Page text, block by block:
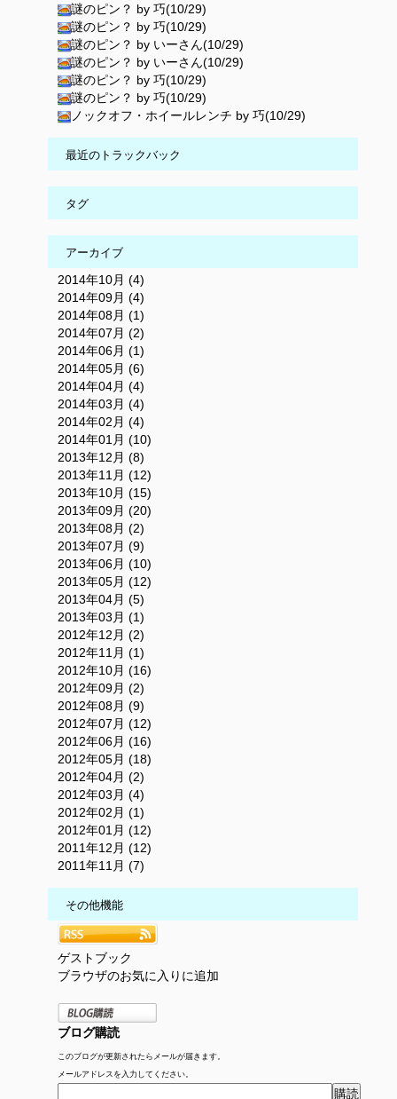
謎のピン？ by 巧(10/29)
謎のピン？ by 巧(10/29)
謎のピン？ by いーさん(10/29)
謎のピン？ by いーさん(10/29)
謎のピン？ by 巧(10/29)
謎のピン？ by 巧(10/29)
ノックオフ・ホイールレンチ by 巧(10/29)
最近のトラックバック
タグ
アーカイブ
2014年10月 (4)
2014年09月 (4)
2014年08月 (1)
2014年07月 (2)
2014年06月 (1)
2014年05月 (6)
2014年04月 (4)
2014年03月 (4)
2014年02月 (4)
2014年01月 (10)
2013年12月 (8)
2013年11月 (12)
2013年10月 (15)
2013年09月 (20)
2013年08月 (2)
2013年07月 (9)
2013年06月 (10)
2013年05月 (12)
2013年04月 (5)
2013年03月 (1)
2012年12月 (2)
2012年11月 (1)
2012年10月 (16)
2012年09月 (2)
2012年08月 (9)
2012年07月 (12)
2012年06月 (16)
2012年05月 (18)
2012年04月 (2)
2012年03月 (4)
2012年02月 (1)
2012年01月 (12)
2011年12月 (12)
2011年11月 (7)
その他機能
ゲストブック
ブラウザのお気に入りに追加
ブログ購読
このブログが更新されたらメールが届きます。
メールアドレスを入力してください。